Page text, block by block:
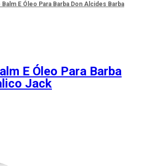
Balm E Óleo Para Barba Don Alcides Barba
E Óleo Para Barba
Jack